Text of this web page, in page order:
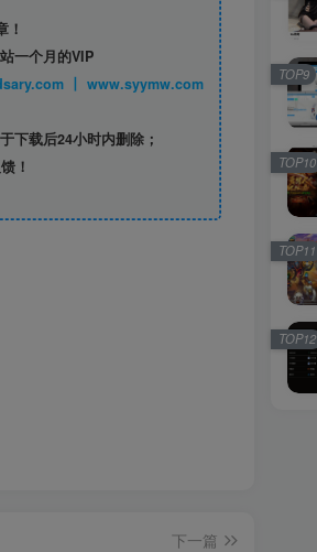
！
一个月的VIP
www.dsary.com 丨 www.syymw.com
下载后24小时内删除；
！
下一篇
TOP9
TOP10
TOP11
TOP12